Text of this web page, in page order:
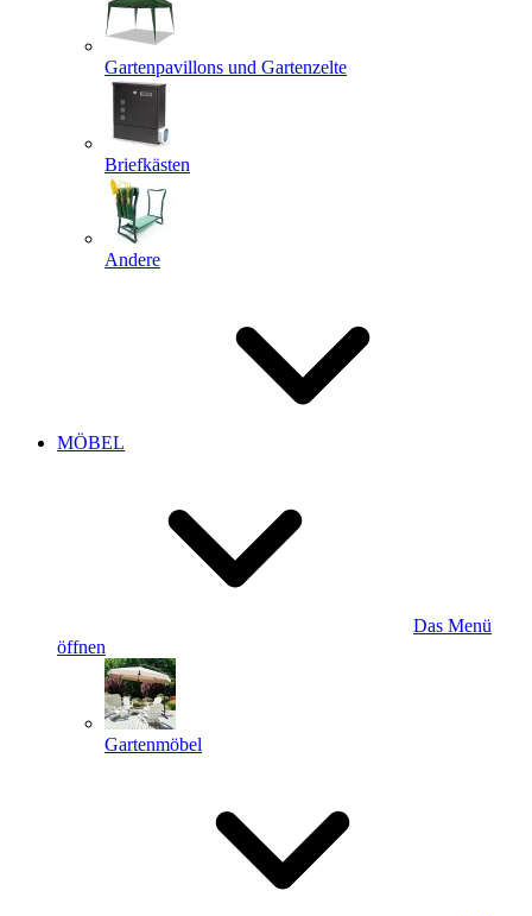
Gartenpavillons und Gartenzelte
Briefkästen
Andere
MÖBEL
Das Menü
öffnen
Gartenmöbel